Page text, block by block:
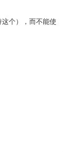
个），而不能使